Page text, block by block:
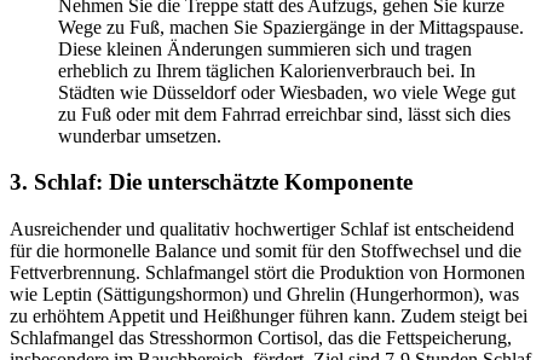
Nehmen Sie die Treppe statt des Aufzugs, gehen Sie kurze
Wege zu Fuß, machen Sie Spaziergänge in der Mittagspause.
Diese kleinen Änderungen summieren sich und tragen
erheblich zu Ihrem täglichen Kalorienverbrauch bei. In
Städten wie Düsseldorf oder Wiesbaden, wo viele Wege gut
zu Fuß oder mit dem Fahrrad erreichbar sind, lässt sich dies
wunderbar umsetzen.
3. Schlaf: Die unterschätzte Komponente
Ausreichender und qualitativ hochwertiger Schlaf ist entscheidend
für die hormonelle Balance und somit für den Stoffwechsel und die
Fettverbrennung. Schlafmangel stört die Produktion von Hormonen
wie Leptin (Sättigungshormon) und Ghrelin (Hungerhormon), was
zu erhöhtem Appetit und Heißhunger führen kann. Zudem steigt bei
Schlafmangel das Stresshormon Cortisol, das die Fettspeicherung,